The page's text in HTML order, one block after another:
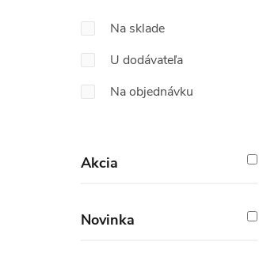
Na sklade
U dodávateľa
Na objednávku
Akcia
Novinka